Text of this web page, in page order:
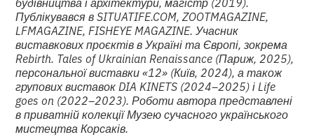
Публікувався в SITUATIFE.COM, ZOOTMAGAZINE,
LFMAGAZINE, FISHEYE MAGAZINE. Учасник
виставкових проєктів в Україні та Європі, зокрема
Rebirth. Tales of Ukrainian Renaissance (Париж, 2025),
персональної виставки «12» (Київ, 2024), а також
групових виставок DIA KINETS (2024–2025) і Life
goes on (2022–2023). Роботи автора представлені
в приватній колекції Музею сучасного українського
мистецтва Корсаків.